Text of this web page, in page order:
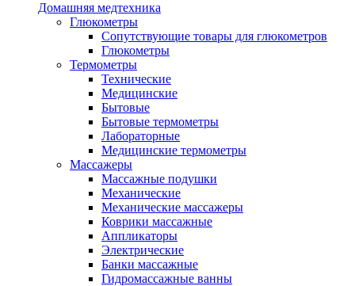
Домашняя медтехника
Глюкометры
Сопутствующие товары для глюкометров
Глюкометры
Термометры
Технические
Медицинские
Бытовые
Бытовые термометры
Лабораторные
Медицинские термометры
Массажеры
Массажные подушки
Механические
Механические массажеры
Коврики массажные
Аппликаторы
Электрические
Банки массажные
Гидромассажные ванны